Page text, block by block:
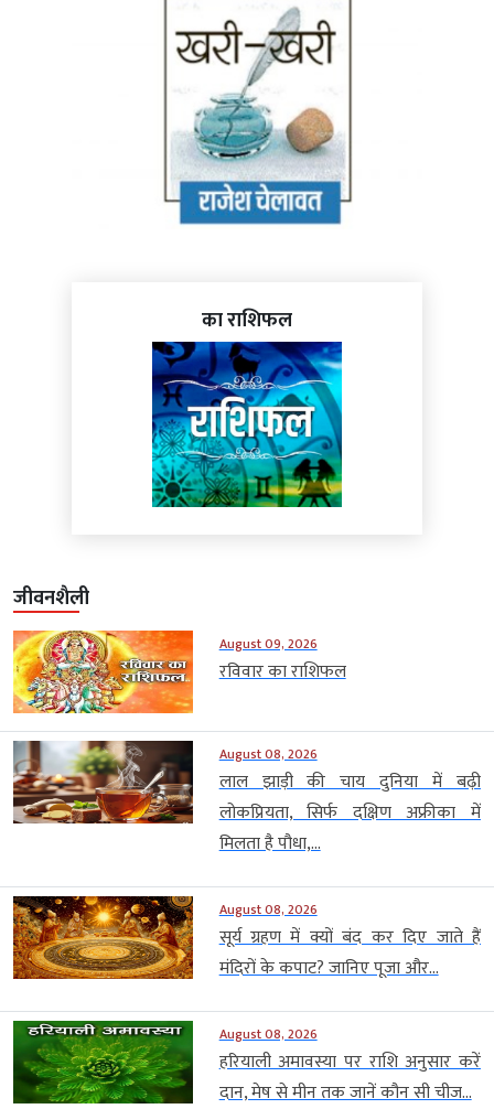
का राशिफल
जीवनशैली
August 09, 2026
रविवार का राशिफल
August 08, 2026
लाल झाड़ी की चाय दुनिया में बढ़ी
लोकप्रियता, सिर्फ दक्षिण अफ्रीका में
मिलता है पौधा,...
August 08, 2026
सूर्य ग्रहण में क्यों बंद कर दिए जाते हैं
मंदिरों के कपाट? जानिए पूजा और...
August 08, 2026
हरियाली अमावस्या पर राशि अनुसार करें
दान, मेष से मीन तक जानें कौन सी चीज...